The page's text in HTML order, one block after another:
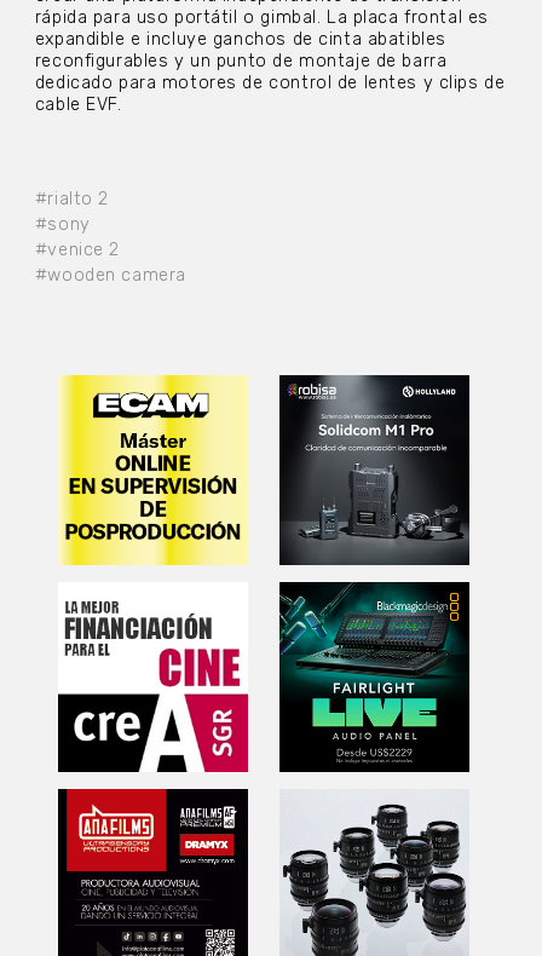
#rialto 2
#sony
#venice 2
#wooden camera
rápida para uso portátil o gimbal. La placa frontal es
expandible e incluye ganchos de cinta abatibles
reconfigurables y un punto de montaje de barra
dedicado para motores de control de lentes y clips de
cable EVF.